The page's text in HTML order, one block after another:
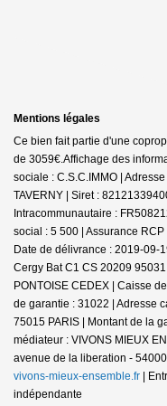
Mentions légales
Ce bien fait partie d'une
de 3059€.Affichage des
sociale : C.S.C.IMMO |
TAVERNY | Siret :
Intracommunautaire :
social : 5 500 | Assurance RCP
Date de délivrance : 2019-09-
Cergy Bat C1 CS 20209
PONTOISE CEDEX | Caisse
de garantie : 31022 | Adresse
75015 PARIS | Montant de la
médiateur : VIVONS MIEUX
avenue de la liberation -
vivons-mieux-ensemble.fr |
indépendante